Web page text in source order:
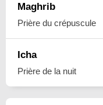
Maghrib
Prière du crépuscule
Icha
Prière de la nuit